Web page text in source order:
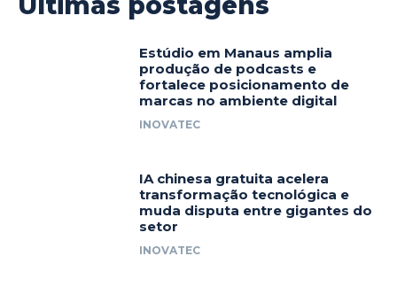
Estúdio em Manaus amplia
produção de podcasts e
fortalece posicionamento de
marcas no ambiente digital
INOVATEC
IA chinesa gratuita acelera
transformação tecnológica e
muda disputa entre gigantes do
setor
INOVATEC